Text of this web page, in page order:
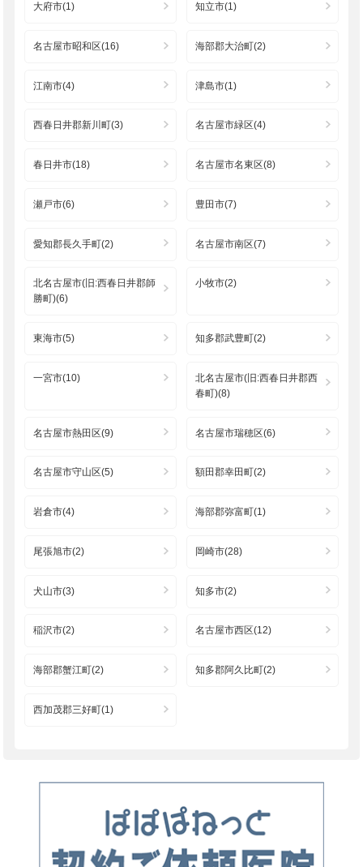
大府市(1) 知立市(1)
名古屋市昭和区(16) 海部郡大治町(2)
江南市(4) 津島市(1)
西春日井郡新川町(3) 名古屋市緑区(4)
春日井市(18) 名古屋市名東区(8)
瀬戸市(6) 豊田市(7)
愛知郡長久手町(2) 名古屋市南区(7)
北名古屋市(旧:西春日井郡師
勝町)(6)
小牧市(2)
東海市(5) 知多郡武豊町(2)
一宮市(10)
北名古屋市(旧:西春日井郡西
春町)(8)
名古屋市熱田区(9) 名古屋市瑞穂区(6)
名古屋市守山区(5) 額田郡幸田町(2)
岩倉市(4) 海部郡弥富町(1)
尾張旭市(2) 岡崎市(28)
犬山市(3) 知多市(2)
稲沢市(2) 名古屋市西区(12)
海部郡蟹江町(2) 知多郡阿久比町(2)
西加茂郡三好町(1)